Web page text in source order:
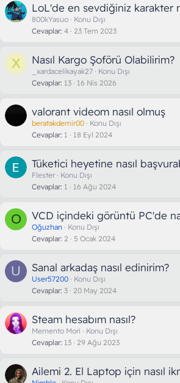
LoL'de en sevdiğiniz karakter
800kYasuo
Konu Dışı
Cevaplar 4 23 Tem 2023
X Nasıl Kargo Şoförü Olabilirim?
_xardacelikayak27
Konu Dışı
Cevaplar 13 16 Nis 2026
valorant videom nasıl olmuş
beratakdemir00
Konu Dışı
Cevaplar 1 18 Eyl 2024
Tüketici heyetine nasıl
Flester
Konu Dışı
Cevaplar 1 16 Ağu 2024
O VCD içindeki görüntü PC'de
Oğuzhan
Konu Dışı
Cevaplar 2 5 Ocak 2024
U Sanal arkadaş nasıl edinirim?
User57200
Konu Dışı
Cevaplar 3 20 May 2024
Steam hesabım nasıl?
Memento Mori
Konu Dışı
Cevaplar 13 29 Ağu 2023
Ailemi 2. El Laptop için nasıl